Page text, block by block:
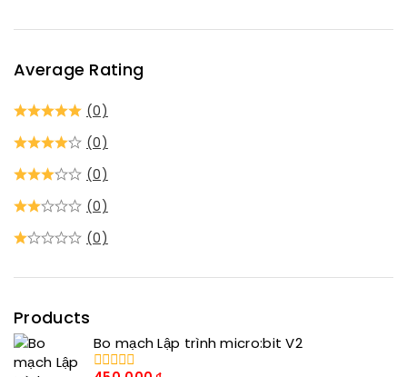
Average Rating
(0)
(0)
(0)
(0)
(0)
Products
Bo mạch Lập trình micro:bit V2